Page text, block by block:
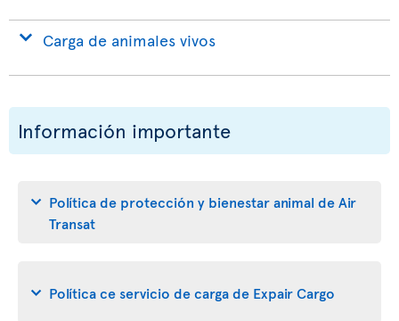
Carga de animales vivos
Información importante
Política de protección y bienestar animal de Air
Transat
Política ce servicio de carga de Expair Cargo